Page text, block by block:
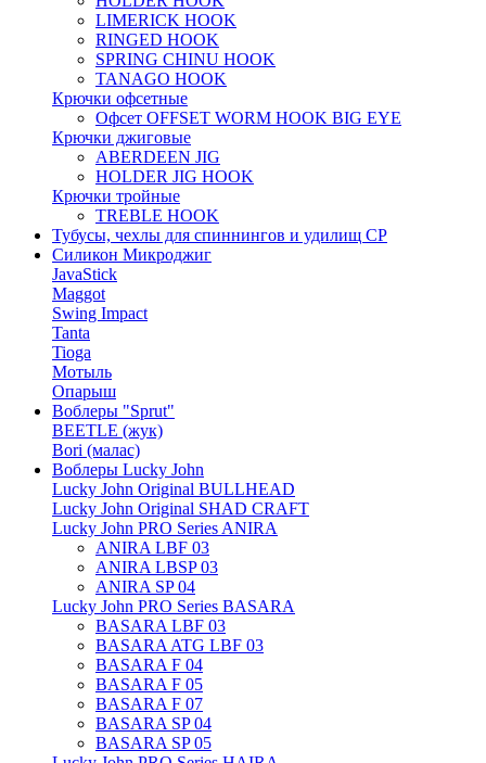
LIMERICK HOOK
RINGED HOOK
SPRING CHINU HOOK
TANAGO HOOK
Крючки офсетные
Офсет OFFSET WORM HOOK BIG EYE
Крючки джиговые
ABERDEEN JIG
HOLDER JIG HOOK
Крючки тройные
TREBLE HOOK
Тубусы, чехлы для спиннингов и удилищ СР
Силикон Микроджиг
JavaStick
Maggot
Swing Impact
Tanta
Tioga
Мотыль
Опарыш
Воблеры "Sprut"
BEETLE (жук)
Bori (малас)
Воблеры Lucky John
Lucky John Original BULLHEAD
Lucky John Original SHAD CRAFT
Lucky John PRO Series ANIRA
ANIRA LBF 03
ANIRA LBSP 03
ANIRA SP 04
Lucky John PRO Series BASARA
BASARA LBF 03
BASARA ATG LBF 03
BASARA F 04
BASARA F 05
BASARA F 07
BASARA SP 04
BASARA SP 05